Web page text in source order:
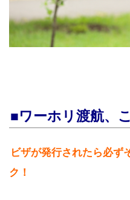
■ワーホリ渡航、
ビザが発行されたら必ず
ク！